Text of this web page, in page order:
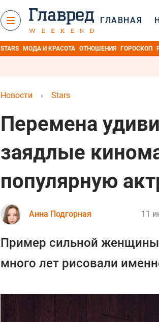
ГЛАВНАЯ
STARS МОДА И КРАСОТА ОТНОШЕНИЯ ГОРОСКОП
Новости › Stars
Перемена
заядлые
популярную
Анна Подгорная 11
Пример сильной
много лет рисовали